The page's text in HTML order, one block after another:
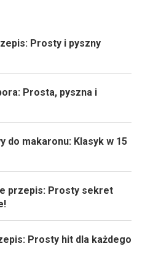
Prosty i pyszny
Prosta, pyszna i
do makaronu: Klasyk w 15
przepis: Prosty sekret
Prosty hit dla każdego